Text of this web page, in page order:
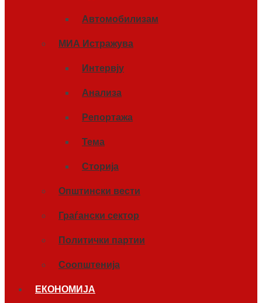
Автомобилизам
МИА Истражува
Интервју
Анализа
Репортажа
Тема
Сторија
Општински вести
Граѓански сектор
Политички партии
Соопштенија
ЕКОНОМИЈА